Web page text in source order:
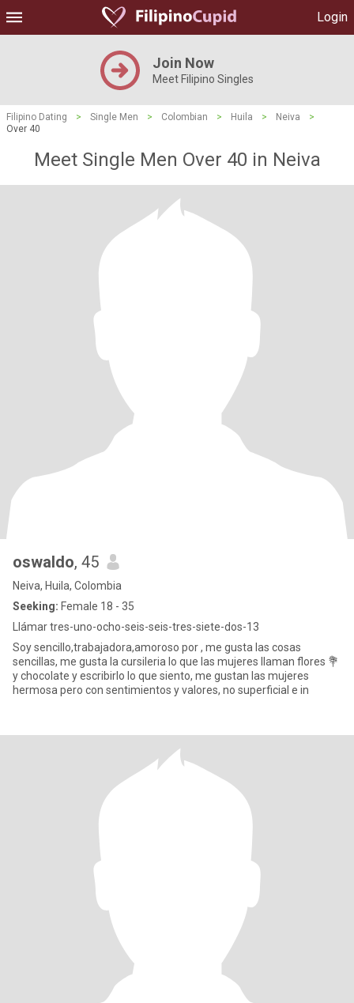
Login
Join Now
Meet Filipino Singles
Filipino Dating > Single Men > Colombian > Huila > Neiva
>
Over 40
Meet Single Men Over 40 in Neiva
oswaldo, 45
Neiva, Huila, Colombia
Seeking: Female 18 - 35
Llámar tres-uno-ocho-seis-seis-tres-siete-dos-13
Soy sencillo,trabajadora,amoroso por , me gusta las cosas
sencillas, me gusta la cursileria lo que las mujeres llaman flores 💐
y chocolate y escribirlo lo que siento, me gustan las mujeres
hermosa pero con sentimientos y valores, no superficial e in